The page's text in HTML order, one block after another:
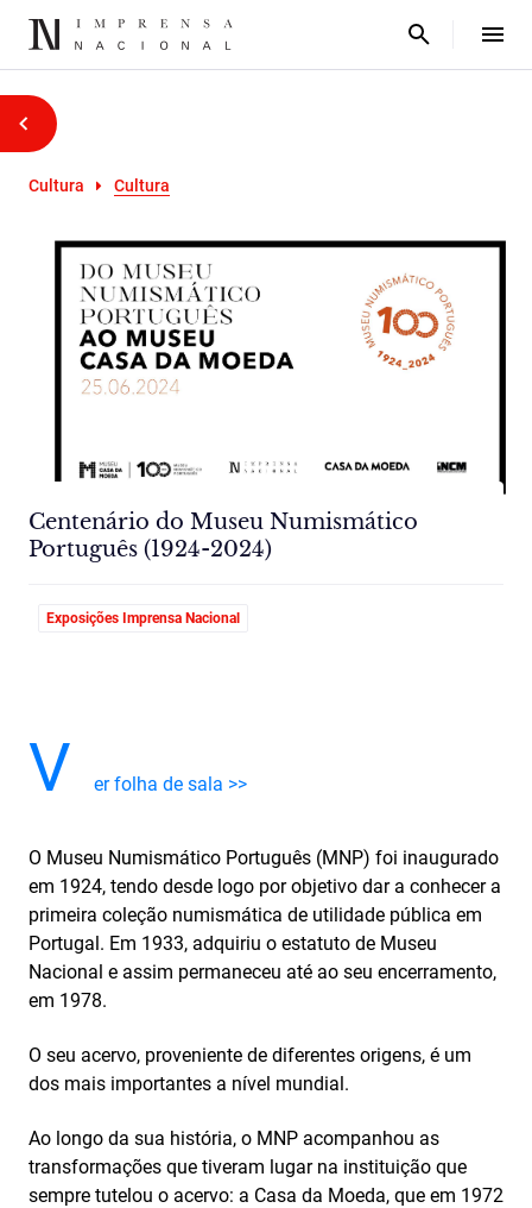
Cultura Cultura
Centenário do Museu Numismático
Português (1924-2024)
Exposições Imprensa Nacional
V er folha de sala >>
O Museu Numismático Português (MNP) foi inaugurado
em 1924, tendo desde logo por objetivo dar a conhecer a
primeira coleção numismática de utilidade pública em
Portugal. Em 1933, adquiriu o estatuto de Museu
Nacional e assim permaneceu até ao seu encerramento,
em 1978.
O seu acervo, proveniente de diferentes origens, é um
dos mais importantes a nível mundial.
Ao longo da sua história, o MNP acompanhou as
transformações que tiveram lugar na instituição que
sempre tutelou o acervo: a Casa da Moeda, que em 1972